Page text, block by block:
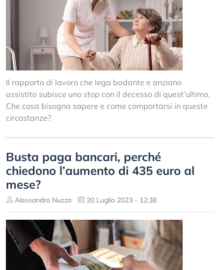
Il rapporto di lavoro che lega badante e anziano
assistito subisce uno stop con il decesso di quest’ultimo.
Che cosa bisogna sapere e come comportarsi in queste
circostanze?
Busta paga bancari, perché
chiedono l’aumento di 435 euro al
mese?
Alessandro Nuzzo 20 Luglio 2023 - 12:38